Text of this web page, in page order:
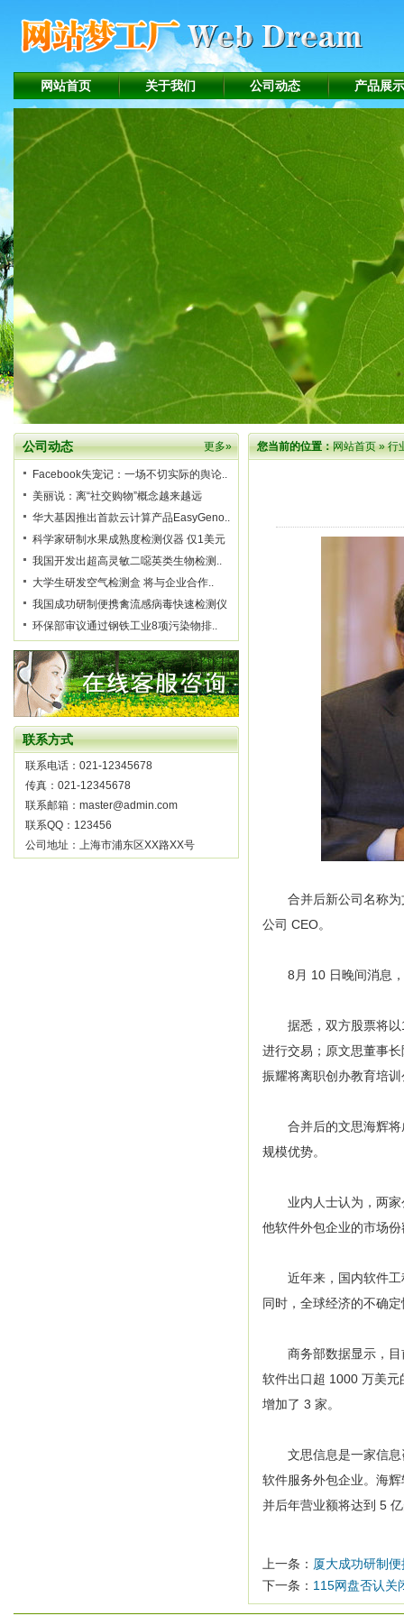
网站首页 关于我们 公司动态 产品展示
公司动态 更多»
Facebook失宠记：一场不切实际的舆论..
美丽说：离“社交购物”概念越来越远
华大基因推出首款云计算产品EasyGeno..
科学家研制水果成熟度检测仪器 仅1美元
我国开发出超高灵敏二噁英类生物检测..
大学生研发空气检测盒 将与企业合作..
我国成功研制便携禽流感病毒快速检测仪
环保部审议通过钢铁工业8项污染物排..
联系方式
联系电话：021-12345678
传真：021-12345678
联系邮箱：master@admin.com
联系QQ：123456
公司地址：上海市浦东区XX路XX号
您当前的位置：网站首页»行
合并后新公司名称为
公司 CEO。
8月 10 日晚间消息，
据悉，双方股票将以
进行交易；原文思董事
振耀将离职创办教育培
合并后的文思海辉将
规模优势。
业内人士认为，两家
他软件外包企业的市场
近年来，国内软件工
同时，全球经济的不确
商务部数据显示，目
软件出口超 1000 万美
增加了 3 家。
文思信息是一家信息
软件服务外包企业。海
并后年营业额将达到 5
上一条： 厦大成功研制
下一条： 115网盘否认关